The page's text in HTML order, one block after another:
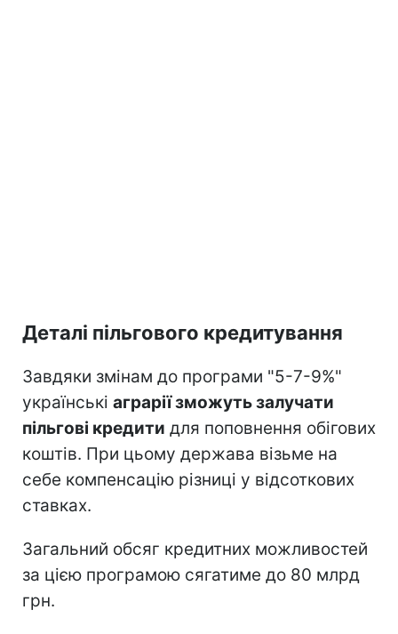
Деталі пільгового кредитування
Завдяки змінам до програми "5-7-9%"
українські аграрії зможуть залучати
пільгові кредити для поповнення обігових
коштів. При цьому держава візьме на
себе компенсацію різниці у відсоткових
ставках.
Загальний обсяг кредитних можливостей
за цією програмою сягатиме до 80 млрд
грн.